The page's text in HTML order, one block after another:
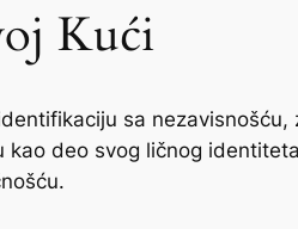
Kući
sa
deo svog ličnog